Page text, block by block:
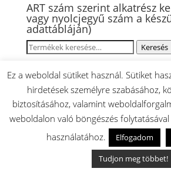
ART szám szerint alkatrész
vagy nyolcjegyű szám a
adattábláján)
Keresés
következőre:
Keresés
Gorenje és MORA
► Gorenje Bojler alkatrészek
► Gorenje Fagyasztó Alkatrészek
► Gorenje főzőlap alkatrészek
► Gorenje Gáztűzhely Alkatrészek
► Gorenje Gőzsütők
Ez a weboldal sütiket használ. Sütiket
hirdetések személyre szabásához,
biztosításához, valamint
weboldalon való böngészés
használatához.
Elfogadom
Tudjon meg többet!